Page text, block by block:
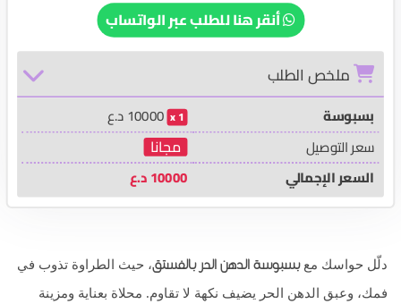
أنقر هنا للطلب عبر الواتساب
ملخص الطلب
بسبوسة 1
10000د.ع
سعر التوصيل مجانا
السعر الإجمالي 10000د.ع
دلّل حواسك معبسبوسة الدهن الحر بالفستق، حيث الطراوة تذوب في
فمك، وعبق الدهن الحر يضيف نكهة لا تقاوم. محلاة بعناية ومزينة